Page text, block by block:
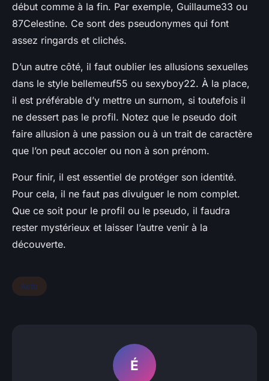
début comme à la fin. Par exemple, Guillaume33 ou
87Celestine. Ce sont des pseudonymes qui font
assez ringards et clichés.
D’un autre côté, il faut oublier les allusions sexuelles
dans le style bellemeuf55 ou sexyboy22. À la place,
il est préférable d’y mettre un surnom, si toutefois il
ne dessert pas le profil. Notez que le pseudo doit
faire allusion à une passion ou à un trait de caractère
que l’on peut accoler ou non à son prénom.
Pour finir, il est essentiel de protéger son identité.
Pour cela, il ne faut pas divulguer le nom complet.
Que ce soit pour le profil ou le pseudo, il faudra
rester mystérieux et laisser l’autre venir à la
découverte.
Actu
É